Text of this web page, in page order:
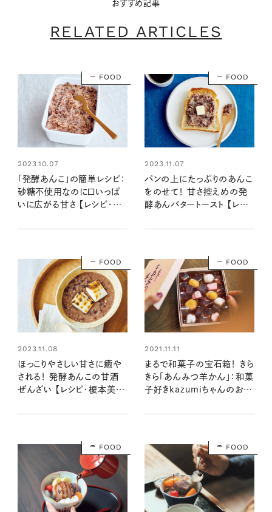
おすすめ記事
RELATED ARTICLES
FOOD
2023.10.07
「発酵あんこ」の簡単レシピ：
砂糖不使用なのに口いっぱ
いに広がる甘さ 【レシピ・榎
FOOD
2023.11.07
パンの上にたっぷりのあんこ
をのせて！ 甘さ控えめの発
酵あんバタートースト 【レシ
FOOD
2023.11.08
ほっこりやさしい甘さに癒や
される！ 発酵あんこの甘酒
ぜんざい 【レシピ・榎本美沙
FOOD
2021.11.11
まるで和菓子の宝石箱！ きら
きら「あんみつ羊かん」：和菓
子好きkazumiちゃんのおす
FOOD FOOD